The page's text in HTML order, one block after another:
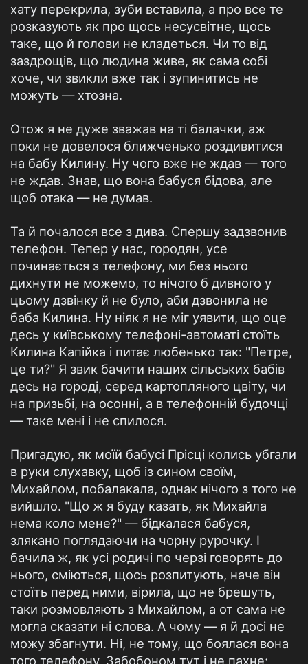
хату перекрила, зуби вставила, а про все те
розказують як про щось несусвітне, щось
таке, що й голови не кладеться. Чи то від
заздрощів, що людина живе, як сама собі
хоче, чи звикли вже так і зупинитись не
можуть — хтозна.
Отож я не дуже зважав на ті балачки, аж
поки не довелося ближченько роздивитися
на бабу Килину. Ну чого вже не ждав — того
не ждав. Знав, що вона бабуся бідова, але
щоб отака — не думав.
Та й почалося все з дива. Спершу задзвонив
телефон. Тепер у нас, городян, усе
починається з телефону, ми без нього
дихнути не можемо, то нічого б дивного у
цьому дзвінку й не було, аби дзвонила не
баба Килина. Ну ніяк я не міг уявити, що оце
десь у київському телефоні-автоматі стоїть
Килина Капійка і питає любенько так: "Петре,
це ти?" Я звик бачити наших сільських бабів
десь на городі, серед картопляного цвіту, чи
на призьбі, на осонні, а в телефонній будочці
— таке мені і не спилося.
Пригадую, як моїй бабусі Прісці колись убгали
в руки слухавку, щоб із сином своїм,
Михайлом, побалакала, однак нічого з того не
вийшло. "Що ж я буду казать, як Михайла
нема коло мене?" — бідкалася бабуся,
злякано поглядаючи на чорну рурочку. І
бачила ж, як усі родичі по черзі говорять до
нього, сміються, щось розпитують, наче він
стоїть перед ними, вірила, що не брешуть,
таки розмовляють з Михайлом, а от сама не
могла сказати ні слова. А чому — я й досі не
можу збагнути. Ні, не тому, що боялася вона
того телефону, Забобоном тут і не пахне;